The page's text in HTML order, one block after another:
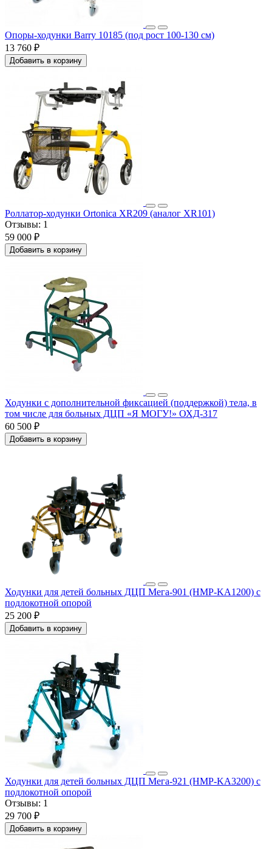
Опоры-ходунки Barry 10185 (под рост 100-130 см)
13 760 ₽
Добавить в корзину
Роллатор-ходунки Ortonica XR209 (аналог XR101)
Отзывы: 1
59 000 ₽
Добавить в корзину
Ходунки с дополнительной фиксацией (поддержкой) тела, в
том числе для больных ДЦП «Я МОГУ!» ОХД-317
60 500 ₽
Добавить в корзину
Ходунки для детей больных ДЦП Мега-901 (HMP-KA1200) с
подлокотной опорой
25 200 ₽
Добавить в корзину
Ходунки для детей больных ДЦП Мега-921 (HMP-KA3200) с
подлокотной опорой
Отзывы: 1
29 700 ₽
Добавить в корзину